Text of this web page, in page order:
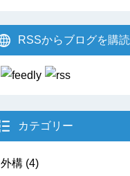
RSSからブログを購読
カテゴリー
外構 (4)